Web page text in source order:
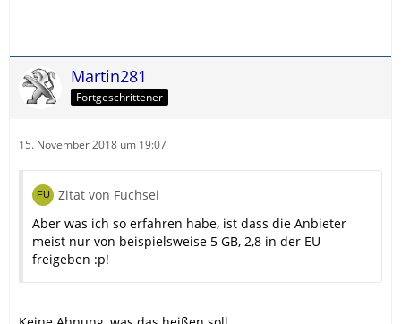
Martin281
Fortgeschrittener
15. November 2018 um 19:07
Zitat von Fuchsei
Aber was ich so erfahren habe, ist dass die Anbieter
meist nur von beispielsweise 5 GB, 2,8 in der EU
freigeben :p!